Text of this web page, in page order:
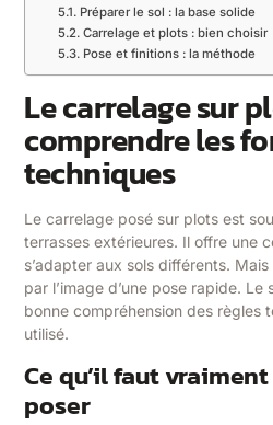
Préparer le sol : la base solide
Carrelage et plots : bien choisir
Pose et finitions : la méthode
Le carrelage sur
comprendre les
techniques
Le carrelage posé sur plots est
terrasses extérieures. Il offre une
s’adapter aux sols différents.
par l’image d’une pose rapide.
bonne compréhension des règles
utilisé.
Ce qu’il faut
poser